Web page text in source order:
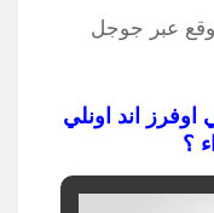
عبر جوجل
اند اونلي
؟